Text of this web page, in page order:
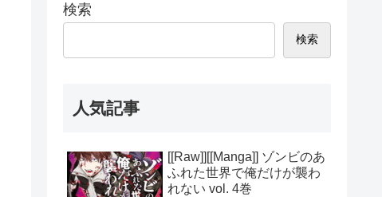
検索
検索
人気記事
[[Raw]][[Manga]] ゾンビのあ
ふれた世界で俺だけが襲わ
れない vol. 4巻